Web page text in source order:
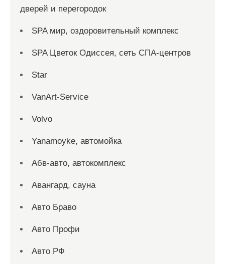
дверей и перегородок
SPA мир, оздоровительный комплекс
SPA Цветок Одиссея, сеть СПА-центров
Star
VanArt-Service
Volvo
Yanamoyke, автомойка
Абв-авто, автокомплекс
Авангард, сауна
Авто Браво
Авто Профи
Авто РФ